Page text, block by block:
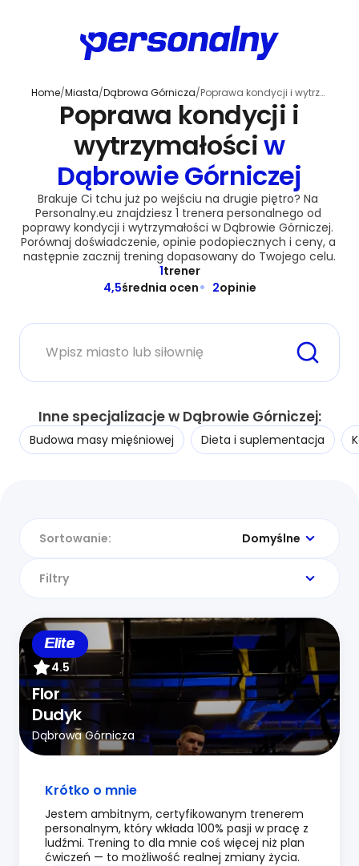
Home/Miasta/Dąbrowa Górnicza/ Poprawa kondycji i wytrzymałości
Poprawa kondycji i
wytrzymałościw
Dąbrowie Górniczej
Brakuje Ci tchu już po wejściu na drugie piętro? Na
Personalny.eu znajdziesz 1 trenera personalnego od
poprawy kondycji i wytrzymałości w Dąbrowie Górniczej.
Porównaj doświadczenie, opinie podopiecznych i ceny, a
następnie zacznij trening dopasowany do Twojego celu.
1trener
4,5średnia ocen 2opinie
Miasto lub siłownia
Inne specjalizacje w Dąbrowie Górniczej:
Budowa masy mięśniowej Dieta i suplementacja
Sortowanie: Domyślne
Filtry
Elite
4.5
Flor
Dudyk
Dąbrowa Górnicza
Krótko o mnie
Jestem ambitnym, certyfikowanym trenerem
personalnym, który wkłada 100% pasji w pracę z
ludźmi. Trening to dla mnie coś więcej niż plan
ćwiczeń — to możliwość realnej zmiany życia.